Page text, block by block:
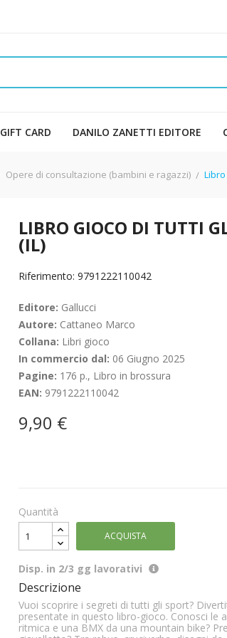
GIFT CARD DANILO ZANETTI EDITORE
Opere di consultazione (bambini e ragazzi)
LIBRO GIOCO DI TUTTI
(IL)
Riferimento: 9791222110042
Editore: Gallucci
Autore: Cattaneo Marco
Collana: Libri gioco
In commercio dal: 06 Giugno 2025
Pagine: 176 p., Libro in brossura
EAN: 9791222110042
9,90 €
Quantità
ACQUISTA
Disp. in 2/3 gg lavorativi
Descrizione
Vuoi scoprire i segreti di tutti gli sport?
presentate in questo libro-gioco. Conosci le
ritmica e una BMX da una mountain bike?